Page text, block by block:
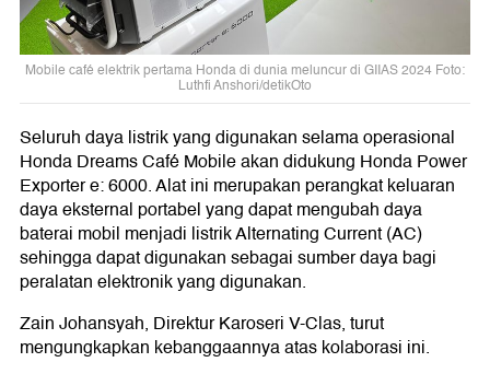
Mobile café elektrik pertama Honda di dunia meluncur di GIIAS 2024 Foto:
Luthfi Anshori/detikOto
Seluruh daya listrik yang digunakan selama operasional
Honda Dreams Café Mobile akan didukung Honda Power
Exporter e: 6000. Alat ini merupakan perangkat keluaran
daya eksternal portabel yang dapat mengubah daya
baterai mobil menjadi listrik Alternating Current (AC)
sehingga dapat digunakan sebagai sumber daya bagi
peralatan elektronik yang digunakan.
Zain Johansyah, Direktur Karoseri V-Clas, turut
mengungkapkan kebanggaannya atas kolaborasi ini.